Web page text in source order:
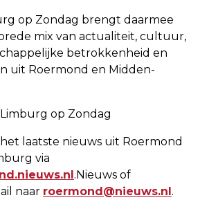
op Zondag brengt daarmee
mix van actualiteit, cultuur,
betrokkenheid en
uit Roermond en Midden-
op Zondag
laatste nieuws uit Roermond
via
.Nieuws of
naar roermond@nieuws.nl.